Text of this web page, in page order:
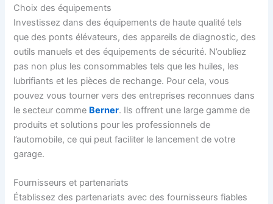
Choix des équipements
Investissez dans des équipements de haute qualité tels
que des ponts élévateurs, des appareils de diagnostic, des
outils manuels et des équipements de sécurité. N’oubliez
pas non plus les consommables tels que les huiles, les
lubrifiants et les pièces de rechange. Pour cela, vous
pouvez vous tourner vers des entreprises reconnues dans
le secteur comme Berner. Ils offrent une large gamme de
produits et solutions pour les professionnels de
l’automobile, ce qui peut faciliter le lancement de votre
garage.
Fournisseurs et partenariats
Établissez des partenariats avec des fournisseurs fiables